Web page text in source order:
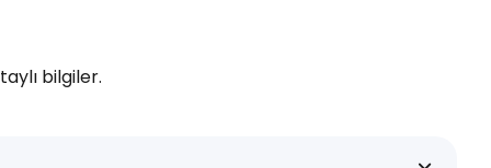
bilgiler.